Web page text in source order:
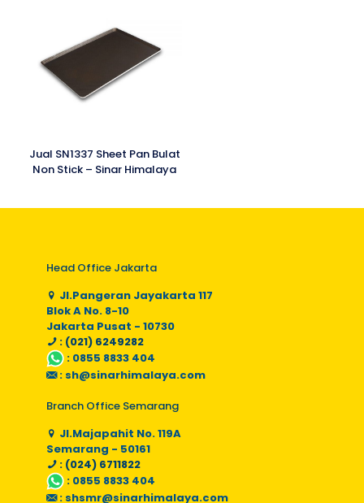
Jual SN1337 Sheet Pan Bulat
Non Stick – Sinar Himalaya
Head Office Jakarta
Jl.Pangeran Jayakarta 117
Blok A No. 8-10
Jakarta Pusat - 10730
: (021) 6249282
: 0855 8833 404
: sh@sinarhimalaya.com
Branch Office Semarang
Jl.Majapahit No. 119A
Semarang - 50161
: (024) 6711822
: 0855 8833 404
: shsmr@sinarhimalaya.com